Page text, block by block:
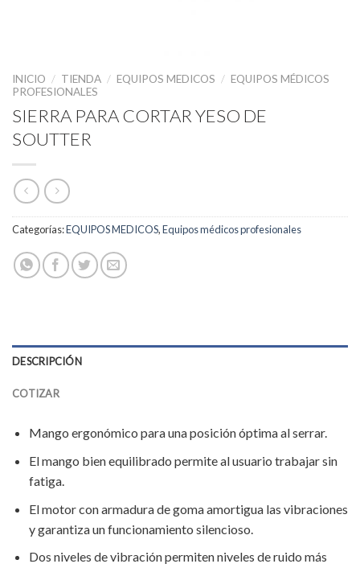
INICIO / TIENDA / EQUIPOS MEDICOS / EQUIPOS MÉDICOS
PROFESIONALES
SIERRA PARA CORTAR YESO DE
SOUTTER
Categorías:EQUIPOS MEDICOS,Equipos médicos profesionales
DESCRIPCIÓN
COTIZAR
Mango ergonómico para una posición óptima al serrar.
El mango bien equilibrado permite al usuario trabajar sin
fatiga.
El motor con armadura de goma amortigua las vibraciones
y garantiza un funcionamiento silencioso.
Dos niveles de vibración permiten niveles de ruido más